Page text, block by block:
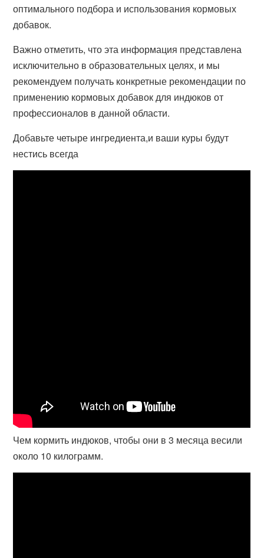
оптимального подбора и использования кормовых
добавок.
Важно отметить, что эта информация представлена
исключительно в образовательных целях, и мы
рекомендуем получать конкретные рекомендации по
применению кормовых добавок для индюков от
профессионалов в данной области.
Добавьте четыре ингредиента,и ваши куры будут
нестись всегда
Чем кормить индюков, чтобы они в 3 месяца весили
около 10 килограмм.